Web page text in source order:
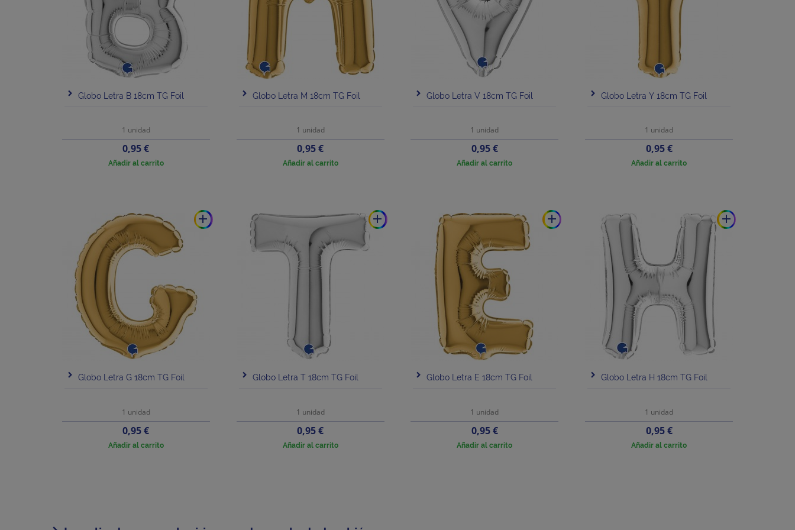
Globo Letra B 18cm TG Foil
1 unidad
Precio
0,95 €
Añadir al carrito
Globo Letra M 18cm TG Foil
1 unidad
Precio
0,95 €
Añadir al carrito
Globo Letra V 18cm TG Foil
1 unidad
Precio
0,95 €
Añadir al carrito
Globo Letra Y 18cm TG Foil
1 unidad
Precio
0,95 €
Añadir al carrito
add
Globo Letra G 18cm TG Foil
1 unidad
Precio
0,95 €
Añadir al carrito
add
Globo Letra T 18cm TG Foil
1 unidad
Precio
0,95 €
Añadir al carrito
add
Globo Letra E 18cm TG Foil
1 unidad
Precio
0,95 €
Añadir al carrito
add
Globo Letra H 18cm TG Foil
1 unidad
Precio
0,95 €
Añadir al carrito